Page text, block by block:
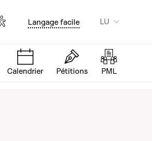
Options d'accessibilité
Langage facile LU
Calendrier Pétitions PML